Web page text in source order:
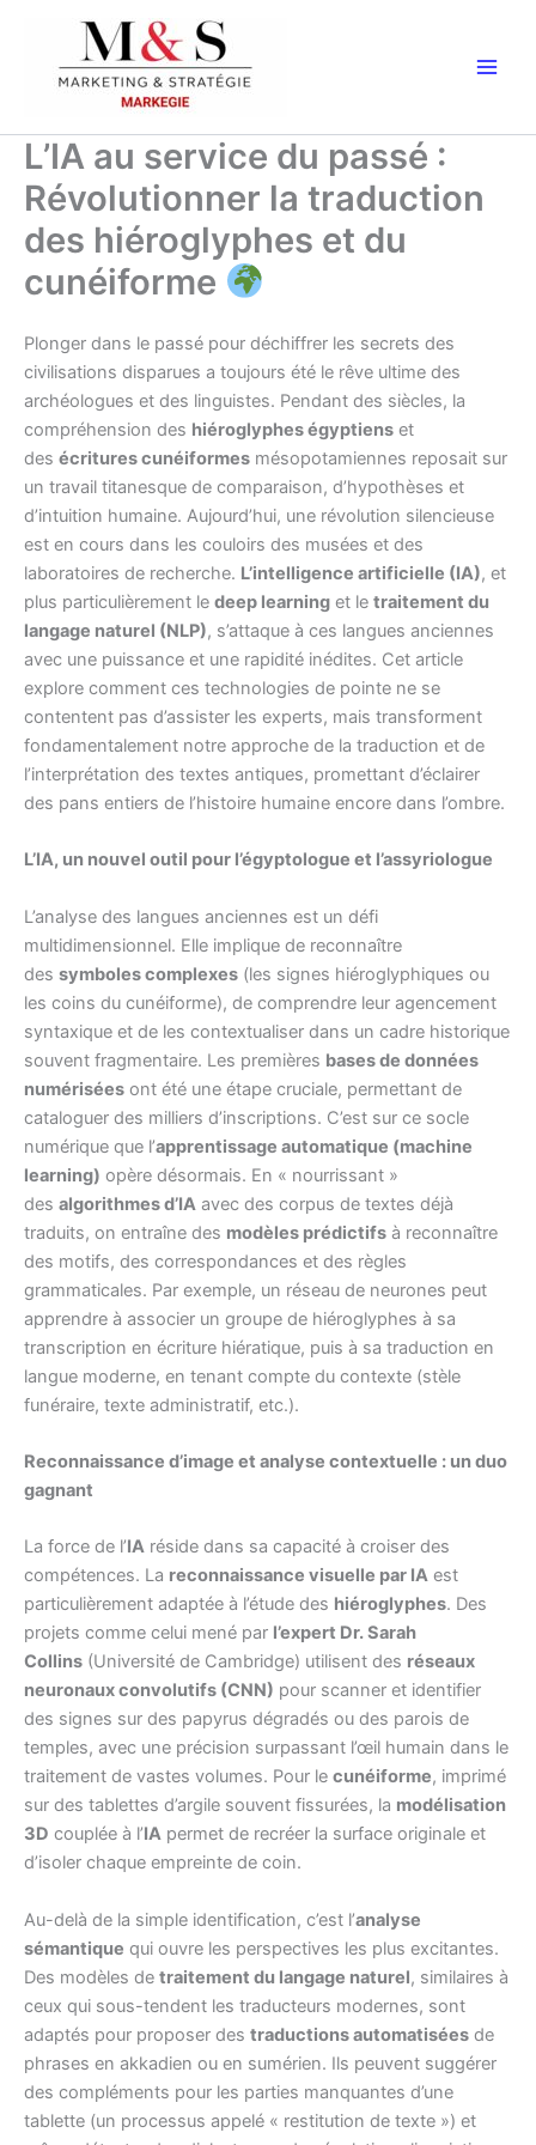
contenu
L’IA au service du passé :
Révolutionner la traduction
des hiéroglyphes et du
cunéiforme
Plonger dans le passé pour déchiffrer les secrets des
civilisations disparues a toujours été le rêve ultime des
archéologues et des linguistes. Pendant des siècles, la
compréhension des hiéroglyphes égyptiens et
des écritures cunéiformes mésopotamiennes reposait sur
un travail titanesque de comparaison, d’hypothèses et
d’intuition humaine. Aujourd’hui, une révolution silencieuse
est en cours dans les couloirs des musées et des
laboratoires de recherche. L’intelligence artificielle (IA), et
plus particulièrement le deep learning et le traitement du
langage naturel (NLP), s’attaque à ces langues anciennes
avec une puissance et une rapidité inédites. Cet article
explore comment ces technologies de pointe ne se
contentent pas d’assister les experts, mais transforment
fondamentalement notre approche de la traduction et de
l’interprétation des textes antiques, promettant d’éclairer
des pans entiers de l’histoire humaine encore dans l’ombre.
L’IA, un nouvel outil pour l’égyptologue et l’assyriologue
L’analyse des langues anciennes est un défi
multidimensionnel. Elle implique de reconnaître
des symboles complexes (les signes hiéroglyphiques ou
les coins du cunéiforme), de comprendre leur agencement
syntaxique et de les contextualiser dans un cadre historique
souvent fragmentaire. Les premières bases de données
numérisées ont été une étape cruciale, permettant de
cataloguer des milliers d’inscriptions. C’est sur ce socle
numérique que l’apprentissage automatique (machine
learning) opère désormais. En « nourrissant »
des algorithmes d’IA avec des corpus de textes déjà
traduits, on entraîne des modèles prédictifs à reconnaître
des motifs, des correspondances et des règles
grammaticales. Par exemple, un réseau de neurones peut
apprendre à associer un groupe de hiéroglyphes à sa
transcription en écriture hiératique, puis à sa traduction en
langue moderne, en tenant compte du contexte (stèle
funéraire, texte administratif, etc.).
Reconnaissance d’image et analyse contextuelle : un duo
gagnant
La force de l’IA réside dans sa capacité à croiser des
compétences. La reconnaissance visuelle par IA est
particulièrement adaptée à l’étude des hiéroglyphes. Des
projets comme celui mené par l’expert Dr. Sarah
Collins (Université de Cambridge) utilisent des réseaux
neuronaux convolutifs (CNN) pour scanner et identifier
des signes sur des papyrus dégradés ou des parois de
temples, avec une précision surpassant l’œil humain dans le
traitement de vastes volumes. Pour le cunéiforme, imprimé
sur des tablettes d’argile souvent fissurées, la modélisation
3D couplée à l’IA permet de recréer la surface originale et
d’isoler chaque empreinte de coin.
Au-delà de la simple identification, c’est l’analyse
sémantique qui ouvre les perspectives les plus excitantes.
Des modèles de traitement du langage naturel, similaires à
ceux qui sous-tendent les traducteurs modernes, sont
adaptés pour proposer des traductions automatisées de
phrases en akkadien ou en sumérien. Ils peuvent suggérer
des compléments pour les parties manquantes d’une
tablette (un processus appelé « restitution de texte ») et